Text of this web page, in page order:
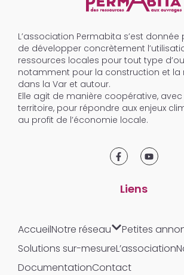
L’association Permabita s’est
de développer concrètement
ressources locales pour tout type
notamment pour la construction et la
dans la Var et autour.
Elle agit de manière coopérative,
territoire, pour répondre aux enjeux
au profit de l’économie locale.
Liens
AccueilNotre réseau
Petites
Solutions sur-mesureL’association
DocumentationContact